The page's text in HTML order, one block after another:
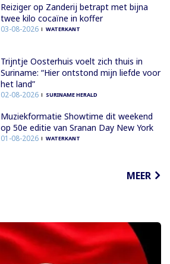
Reiziger op Zanderij betrapt met bijna
twee kilo cocaïne in koffer
03-08-2026 WATERKANT
Trijntje Oosterhuis voelt zich thuis in
Suriname: “Hier ontstond mijn liefde voor
het land”
02-08-2026 SURINAME HERALD
Muziekformatie Showtime dit weekend
op 50e editie van Sranan Day New York
01-08-2026 WATERKANT
MEER